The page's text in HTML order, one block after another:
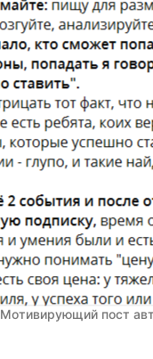
Мотивирующий пост